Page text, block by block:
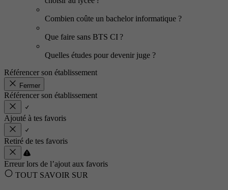
Combien coûte un bachelor informatique ?
Que faire sans BTS CI ?
Quelles études pour devenir juge ?
Référencer son établissement
Fermer
Référencer son établissement
Ajouté à tes favoris
Retiré de tes favoris
Erreur lors de l’ajout aux favoris
TOUT SAVOIR SUR